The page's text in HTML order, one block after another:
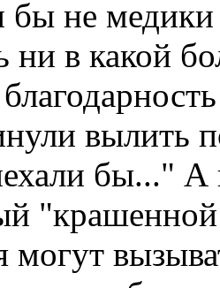
бы не
ни в какой
вылить
бы..." А
могут